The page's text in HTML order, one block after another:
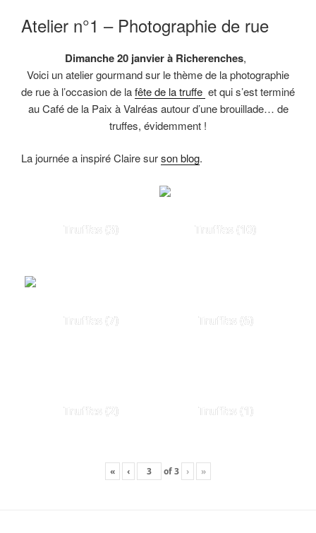
Atelier n°1 – Photographie de rue
Dimanche 20 janvier à Richerenches,
Voici un atelier gourmand sur le thème de la photographie
de rue à l’occasion de lafête de la truffe et qui s’est terminé
au Café de la Paix à Valréas autour d’une brouillade… de
truffes, évidemment !
La journée a inspiré Claire surson blog.
Truffes (3) Truffes (10)
Truffes (7) Truffes (6)
Truffes (2) Truffes (1)
« ‹ of3 › »